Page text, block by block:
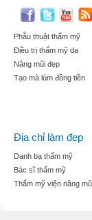
Phẫu thuật thẩm mỹ
Điều trị thẩm mỹ da
Nâng mũi đẹp
Tạo mà lúm đồng tiền
Địa chỉ làm đẹp
Danh bạ thẩm mỹ
Bác sĩ thẩm mỹ
Thẩm mỹ viện nâng